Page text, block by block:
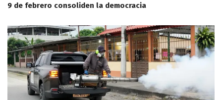
9 de febrero consoliden la democracia